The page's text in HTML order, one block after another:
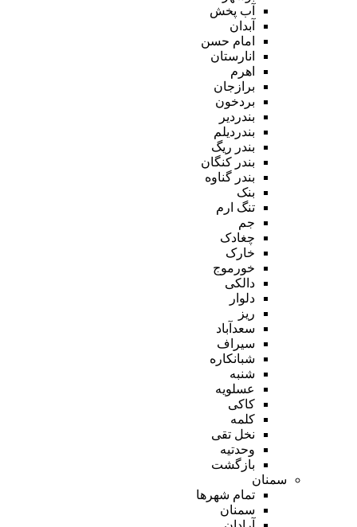
آب پخش
آبدان
امام حسن
انارستان
اهرم
برازجان
بردخون
بندردیر
بندردیلم
بندر ریگ
بندر کنگان
بندر گناوه
بنک
تنگ ارم
جم
چغادک
خارک
خورموج
دالکی
دلوار
ریز
سعدآباد
سیراف
شبانکاره
شنبه
عسلویه
کاکی
کلمه
نخل تقی
وحدتیه
بازگشت
سمنان
تمام شهر‌ها
سمنان